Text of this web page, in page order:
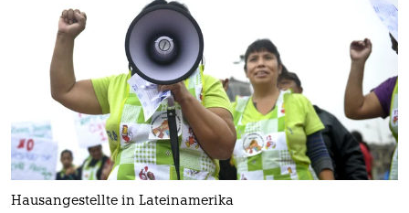
Hausangestellte in Lateinamerika